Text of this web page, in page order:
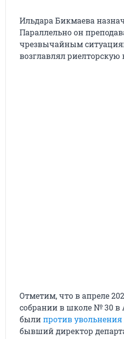
Ильдара Бикмаева
Параллельно он
чрезвычайным
возглавлял
Отметим, что в апреле
собрании в школе № 30
былипротив увольнения
бывший директор